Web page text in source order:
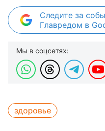
Следите за
Главредом в
Мы в соцсетях:
здоровье